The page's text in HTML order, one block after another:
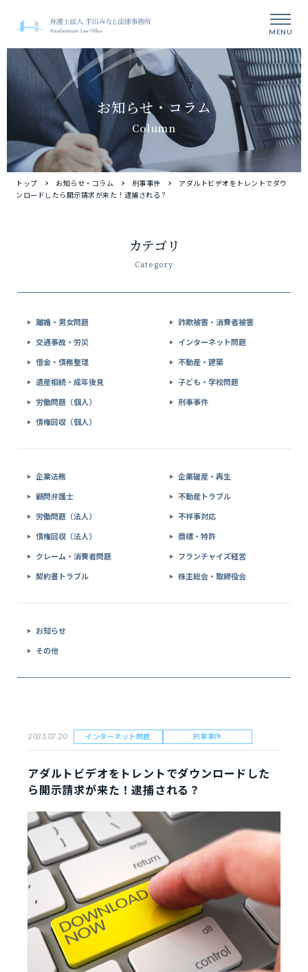
MENU
お知らせ・コラム
Column
トップ お知らせ・コラム 刑事事件
アダルトビデオをトレントでダウ
ンロードしたら開示請求が来た！逮捕される？
カテゴリ
Category
離婚・男女問題
交通事故・労災
借金・債務整理
遺産相続・成年後見
労働問題（個人）
債権回収（個人）
詐欺被害・消費者被害
インターネット問題
不動産・建築
子ども・学校問題
刑事事件
企業法務
顧問弁護士
労働問題（法人）
債権回収（法人）
クレーム・消費者問題
契約書トラブル
企業破産・再生
不動産トラブル
不祥事対応
商標・特許
フランチャイズ経営
株主総会・取締役会
お知らせ
その他
2023.07.20 インターネット問題 刑事事件
アダルトビデオをトレントでダウンロードした
ら開示請求が来た！逮捕される？